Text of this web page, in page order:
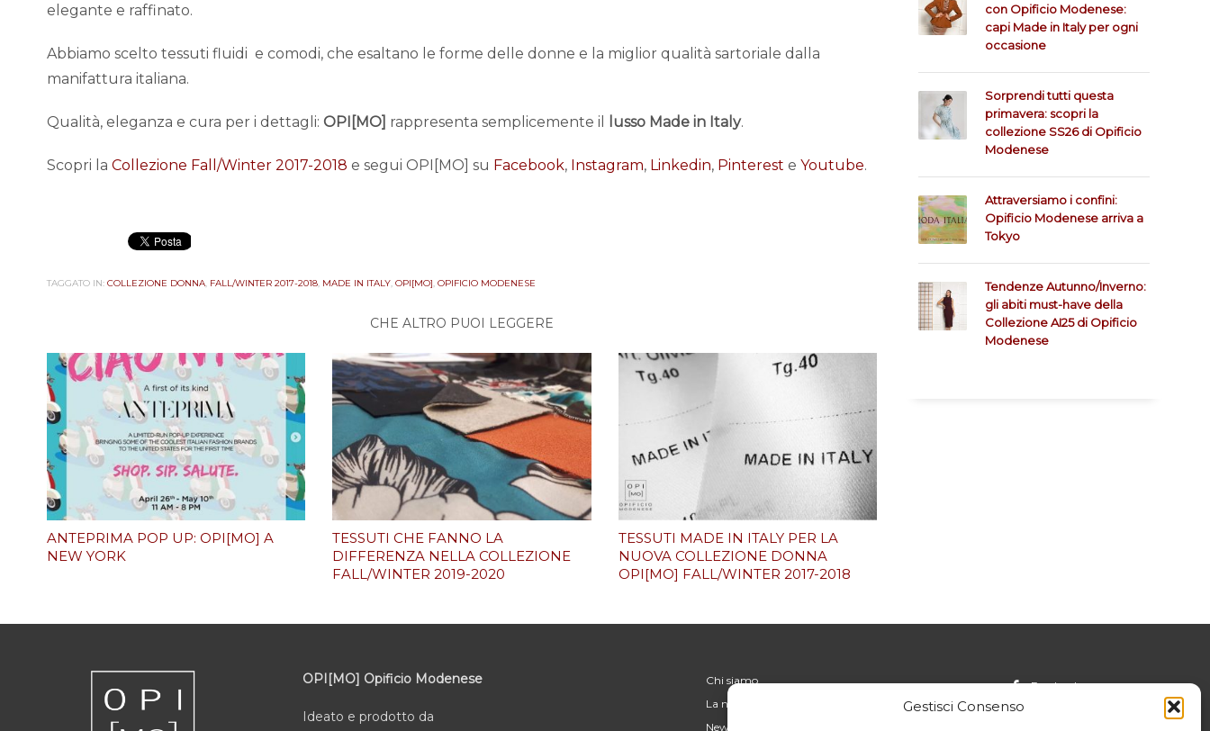
Gestisci Consenso
elegante e raffinato.
Abbiamo scelto tessuti fluidi e comodi, che esaltano le forme delle donne e la miglior qualità sartoriale dalla
manifattura italiana.
Qualità, eleganza e cura per i dettagli: OPI[MO] rappresenta semplicemente il lusso Made in Italy.
Scopri la Collezione Fall/Winter 2017-2018 e segui OPI[MO] su Facebook, Instagram, Linkedin, Pinterest e Youtube.
TAGGATO IN: COLLEZIONE DONNA, FALL/WINTER 2017-2018, MADE IN ITALY, OPI[MO], OPIFICIO MODENESE
CHE ALTRO PUOI LEGGERE
ANTEPRIMA POP UP: OPI[MO] A
NEW YORK
TESSUTI CHE FANNO LA
DIFFERENZA NELLA COLLEZIONE
FALL/WINTER 2019-2020
TESSUTI MADE IN ITALY PER LA
NUOVA COLLEZIONE DONNA
OPI[MO] FALL/WINTER 2017-2018
con Opificio Modenese:
capi Made in Italy per ogni
occasione
Sorprendi tutti questa
primavera: scopri la
collezione SS26 di Opificio
Modenese
Attraversiamo i confini:
Opificio Modenese arriva a
Tokyo
Tendenze Autunno/Inverno:
gli abiti must-have della
Collezione AI25 di Opificio
Modenese
OPI[MO] Opificio Modenese
Ideato e prodotto da
Chi siamo
La nostra storia
News
Facebook